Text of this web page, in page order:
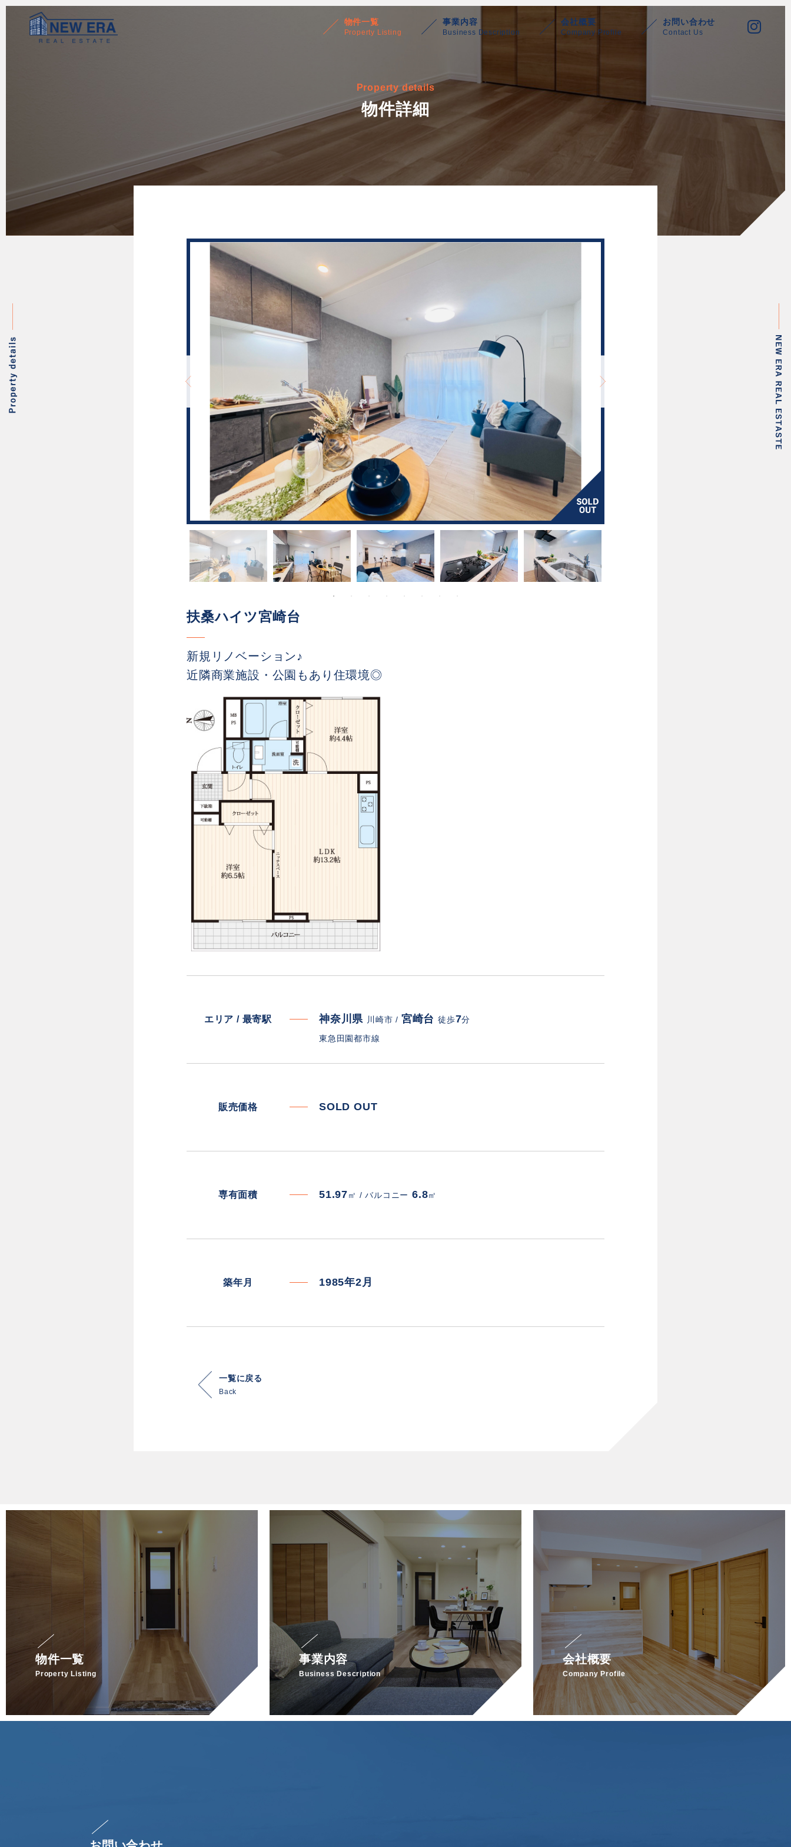
物件一覧
Property Listing
事業内容
Business Description
会社概要
Company Profile
お問い合わせ
Contact Us
Property details
物件詳細
扶桑ハイツ宮崎台
新規リノベーション♪
近隣商業施設・公園もあり住環境◎
エリア / 最寄駅 神奈川県 川崎市 / 宮崎台徒歩7分
東急田園都市線
販売価格 SOLD OUT
専有面積 51.97㎡ /バルコニー 6.8㎡
築年月 1985年2月
一覧に戻る
Back
物件一覧
Property Listing
事業内容
Business Description
会社概要
Company Profile